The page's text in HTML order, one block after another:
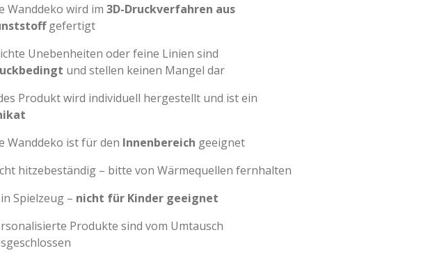
Wanddeko wird im 3D-Druckverfahren aus
gefertigt
Unebenheiten oder feine Linien sind
und stellen keinen Mangel dar
Produkt wird individuell hergestellt und ist ein
Wanddeko ist für den Innenbereich geeignet
hitzebeständig – bitte von Wärmequellen fernhalten
Spielzeug – nicht für Kinder geeignet
Produkte sind vom Umtausch